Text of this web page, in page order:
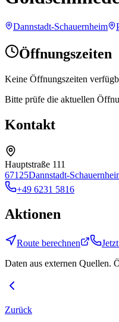
Dannstadt-Schauernheim
Öffnungszeiten
Keine Öffnungszeiten
Bitte prüfe die aktuellen
Kontakt
Hauptstraße 111
67125Dannstadt-
+49 6231 5816
Aktionen
Route berechnen
Daten aus externen Quellen.
Zurück